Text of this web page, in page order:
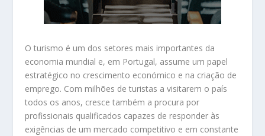
O turismo é um dos setores mais importantes da
economia mundial e, em Portugal, assume um papel
estratégico no crescimento económico e na criação de
emprego. Com milhões de turistas a visitarem o país
todos os anos, cresce também a procura por
profissionais qualificados capazes de responder às
exigências de um mercado competitivo e em constante